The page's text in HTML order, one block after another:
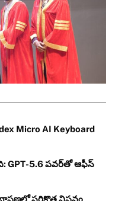
Micro AI Keyboard
GPT-5.6 పవర్‌తో ఆఫీస్
సరికొత్త విప్లవం